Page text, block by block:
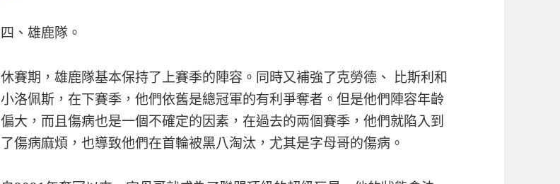
四、雄鹿隊。
休賽期，雄鹿隊基本保持了上賽季的陣容。同時又補強了克勞德、 比斯利和
小洛佩斯，在下賽季，他們依舊是總冠軍的有利爭奪者。但是他們陣容年齡
偏大，而且傷病也是一個不確定的因素，在過去的兩個賽季，他們就陷入到
了傷病麻煩，也導致他們在首輪被黑八淘汰，尤其是字母哥的傷病。